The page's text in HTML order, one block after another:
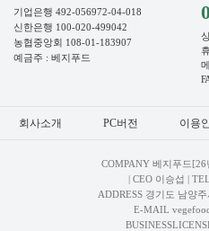
기업은행 492-056972-04-018
신한은행 100-020-499042
농협중앙회 108-01-183907
예금주 : 베지푸드
회사소개 PC버전 이용
COMPANY 베지푸드
| CEO 이승섭 | TEL
ADDRESS 경기도 남양
E-MAIL